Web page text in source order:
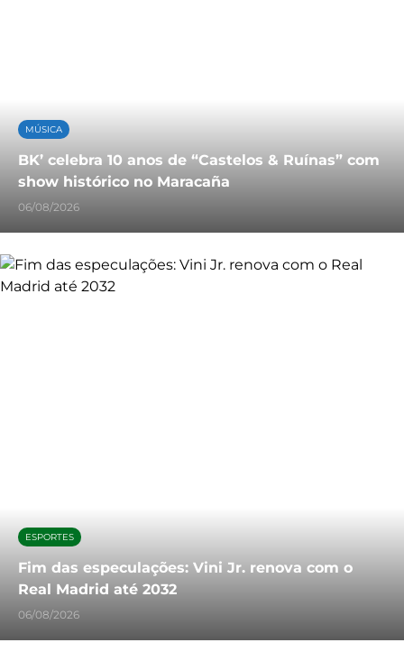
MÚSICA
BK’ celebra 10 anos de “Castelos & Ruínas” com
show histórico no Maracaña
06/08/2026
ESPORTES
Fim das especulações: Vini Jr. renova com o
Real Madrid até 2032
06/08/2026